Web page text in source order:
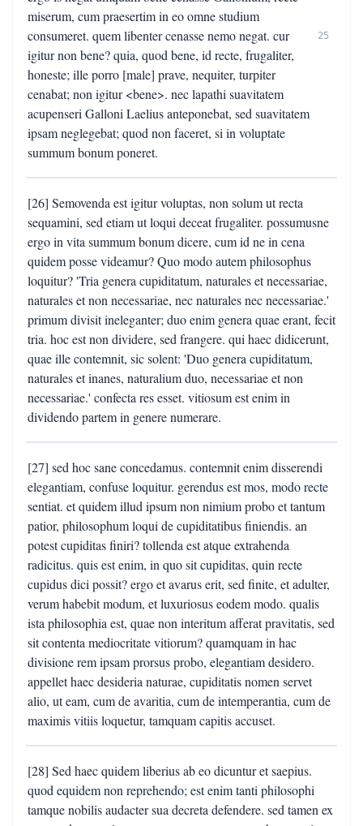
miserum, cum praesertim in eo omne studium
consumeret. quem libenter cenasse nemo negat. cur
igitur non bene? quia, quod bene, id recte, frugaliter,
honeste; ille porro [male] prave, nequiter, turpiter
cenabat; non igitur <bene>. nec lapathi suavitatem
acupenseri Galloni Laelius anteponebat, sed suavitatem
ipsam neglegebat; quod non faceret, si in voluptate
summum bonum poneret.
25
[26] Semovenda est igitur voluptas, non solum ut recta
sequamini, sed etiam ut loqui deceat frugaliter. possumusne
ergo in vita summum bonum dicere, cum id ne in cena
quidem posse videamur? Quo modo autem philosophus
loquitur? 'Tria genera cupiditatum, naturales et necessariae,
naturales et non necessariae, nec naturales nec necessariae.'
primum divisit ineleganter; duo enim genera quae erant, fecit
tria. hoc est non dividere, sed frangere. qui haec didicerunt,
quae ille contemnit, sic solent: 'Duo genera cupiditatum,
naturales et inanes, naturalium duo, necessariae et non
necessariae.' confecta res esset. vitiosum est enim in
dividendo partem in genere numerare.
[27] sed hoc sane concedamus. contemnit enim disserendi
elegantiam, confuse loquitur. gerendus est mos, modo recte
sentiat. et quidem illud ipsum non nimium probo et tantum
patior, philosophum loqui de cupiditatibus finiendis. an
potest cupiditas finiri? tollenda est atque extrahenda
radicitus. quis est enim, in quo sit cupiditas, quin recte
cupidus dici possit? ergo et avarus erit, sed finite, et adulter,
verum habebit modum, et luxuriosus eodem modo. qualis
ista philosophia est, quae non interitum afferat pravitatis, sed
sit contenta mediocritate vitiorum? quamquam in hac
divisione rem ipsam prorsus probo, elegantiam desidero.
appellet haec desideria naturae, cupiditatis nomen servet
alio, ut eam, cum de avaritia, cum de intemperantia, cum de
maximis vitiis loquetur, tamquam capitis accuset.
[28] Sed haec quidem liberius ab eo dicuntur et saepius.
quod equidem non reprehendo; est enim tanti philosophi
tamque nobilis audacter sua decreta defendere. sed tamen ex